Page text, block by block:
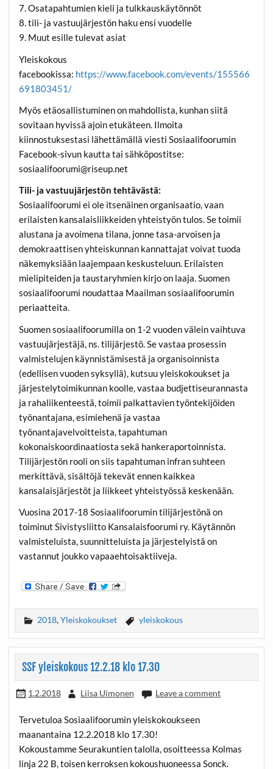
7. Osatapahtumien kieli ja tulkkauskäytönnöt
8. tili- ja vastuujärjestön haku ensi vuodelle
9. Muut esille tulevat asiat
Yleiskokous
facebookissa: https://www.facebook.com/events/155566
691803451/
Myös etäosallistuminen on mahdollista, kunhan siitä
sovitaan hyvissä ajoin etukäteen. Ilmoita
kiinnostuksestasi lähettämällä viesti Sosiaalifoorumin
Facebook-sivun kautta tai sähköpostitse:
sosiaalifoorumi@riseup.net
Tili- ja vastuujärjestön tehtävästä:
Sosiaalifoorumi ei ole itsenäinen organisaatio, vaan
erilaisten kansalaisliikkeiden yhteistyön tulos. Se toimii
alustana ja avoimena tilana, jonne tasa-arvoisen ja
demokraattisen yhteiskunnan kannattajat voivat tuoda
näkemyksiään laajempaan keskusteluun. Erilaisten
mielipiteiden ja taustaryhmien kirjo on laaja. Suomen
sosiaalifoorumi noudattaa Maailman sosiaalifoorumin
periaatteita.
Suomen sosiaalifoorumilla on 1-2 vuoden välein vaihtuva
vastuujärjestäjä, ns. tilijärjestö. Se vastaa prosessin
valmistelujen käynnistämisestä ja organisoinnista
(edellisen vuoden syksyllä), kutsuu yleiskokoukset ja
järjestelytoimikunnan koolle, vastaa budjettiseurannasta
ja rahaliikenteestä, toimii palkattavien työntekijöiden
työnantajana, esimiehenä ja vastaa
työnantajavelvoitteista, tapahtuman
kokonaiskoordinaatiosta sekä hankeraportoinnista.
Tilijärjestön rooli on siis tapahtuman infran suhteen
merkittävä, sisältöjä tekevät ennen kaikkea
kansalaisjärjestöt ja liikkeet yhteistyössä keskenään.
Vuosina 2017-18 Sosiaalifoorumin tilijärjestönä on
toiminut Sivistysliitto Kansalaisfoorumi ry. Käytännön
valmisteluista, suunnitteluista ja järjestelyistä on
vastannut joukko vapaaehtoisaktiiveja.
2018,Yleiskokoukset yleiskokous
SSF yleiskokous 12.2.18 klo 17.30
1.2.2018 Liisa Uimonen Leave a comment
Tervetuloa Sosiaalifoorumin yleiskokoukseen
maanantaina 12.2.2018 klo 17.30!
Kokoustamme Seurakuntien talolla, osoitteessa Kolmas
linja 22 B, toisen kerroksen kokoushuoneessa Sonck.